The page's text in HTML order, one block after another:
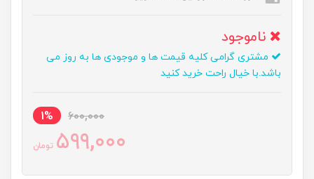
ناموجود
مشتری گرامی کلیه قیمت ها و موجودی ها به روز می
باشد.با خیال راحت خرید کنید
600,000
1%
599,000 تومان